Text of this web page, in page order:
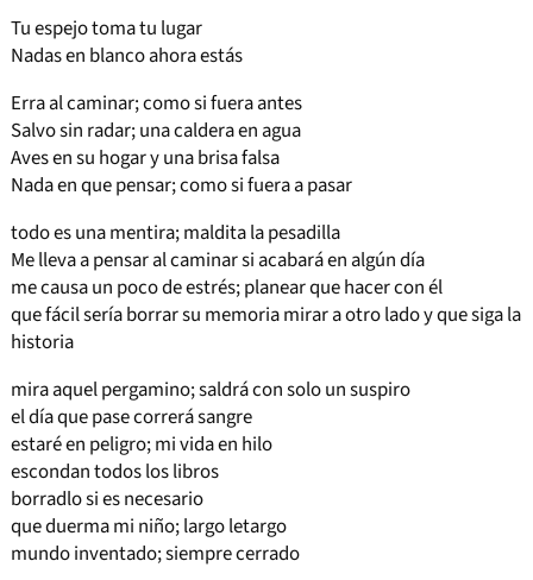
Tu espejo toma tu lugar
Nadas en blanco ahora estás
Erra al caminar; como si fuera antes
Salvo sin radar; una caldera en agua
Aves en su hogar y una brisa falsa
Nada en que pensar; como si fuera a pasar
todo es una mentira; maldita la pesadilla
Me lleva a pensar al caminar si acabará en algún día
me causa un poco de estrés; planear que hacer con él
que fácil sería borrar su memoria mirar a otro lado y que siga la
historia
mira aquel pergamino; saldrá con solo un suspiro
el día que pase correrá sangre
estaré en peligro; mi vida en hilo
escondan todos los libros
borradlo si es necesario
que duerma mi niño; largo letargo
mundo inventado; siempre cerrado